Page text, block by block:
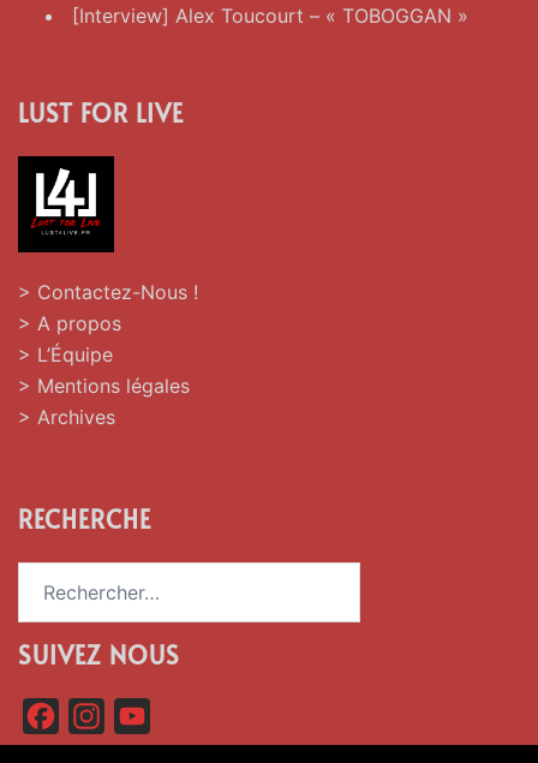
[Interview] Alex Toucourt – « TOBOGGAN »
LUST FOR LIVE
> Contactez-Nous !
> A propos
> L’Équipe
> Mentions légales
> Archives
RECHERCHE
SUIVEZ NOUS
a
n
o